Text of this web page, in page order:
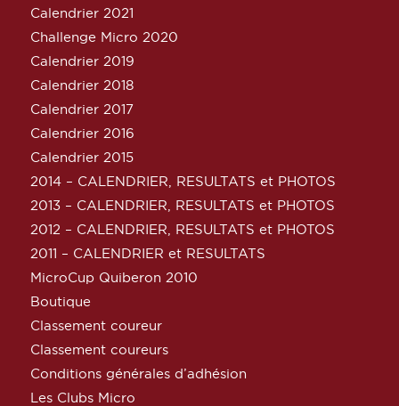
Calendrier 2021
Challenge Micro 2020
Calendrier 2019
Calendrier 2018
Calendrier 2017
Calendrier 2016
Calendrier 2015
2014 – CALENDRIER, RESULTATS et PHOTOS
2013 – CALENDRIER, RESULTATS et PHOTOS
2012 – CALENDRIER, RESULTATS et PHOTOS
2011 – CALENDRIER et RESULTATS
MicroCup Quiberon 2010
Boutique
Classement coureur
Classement coureurs
Conditions générales d’adhésion
Les Clubs Micro